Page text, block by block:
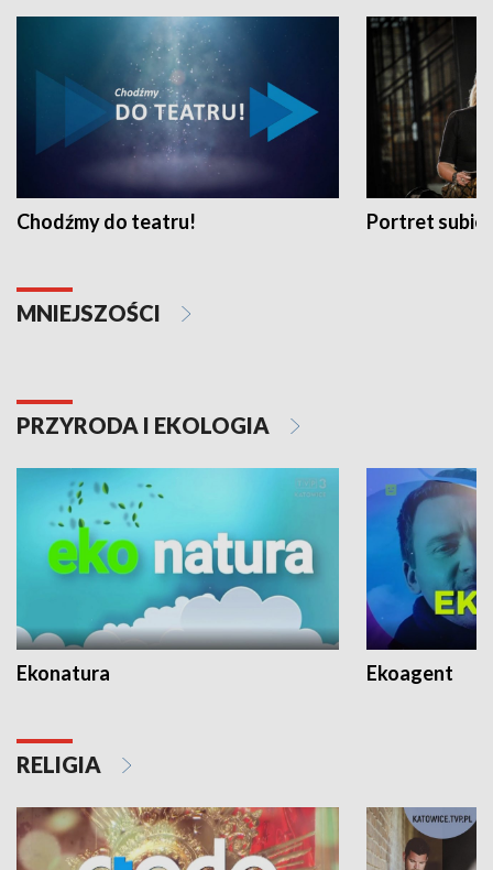
Chodźmy do teatru! Portret
MNIEJSZOŚCI
PRZYRODA I EKOLOGIA
Ekonatura Ekoagent
RELIGIA